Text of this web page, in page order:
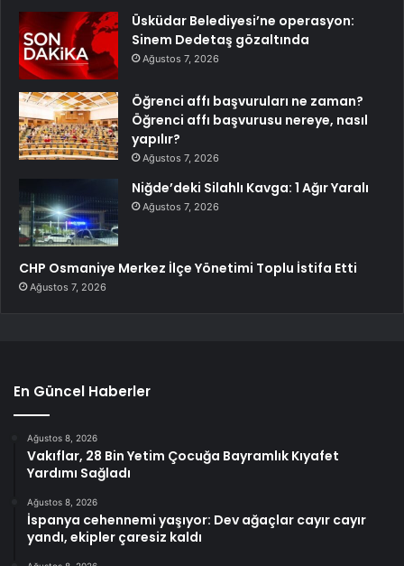
Üsküdar Belediyesi’ne operasyon:
Sinem Dedetaş gözaltında
Ağustos 7, 2026
Öğrenci affı başvuruları ne zaman?
Öğrenci affı başvurusu nereye, nasıl
yapılır?
Ağustos 7, 2026
Niğde’deki Silahlı Kavga: 1 Ağır Yaralı
Ağustos 7, 2026
CHP Osmaniye Merkez İlçe Yönetimi Toplu İstifa Etti
Ağustos 7, 2026
En Güncel Haberler
Ağustos 8, 2026
Vakıflar, 28 Bin Yetim Çocuğa Bayramlık Kıyafet
Yardımı Sağladı
Ağustos 8, 2026
İspanya cehennemi yaşıyor: Dev ağaçlar cayır cayır
yandı, ekipler çaresiz kaldı